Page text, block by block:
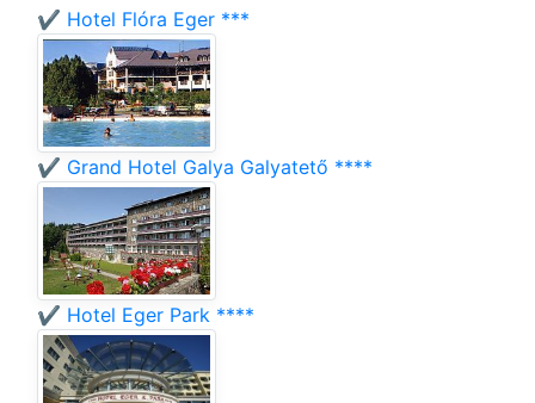
✔️ Hotel Flóra Eger ***
✔️ Grand Hotel Galya Galyatető ****
✔️ Hotel Eger Park ****